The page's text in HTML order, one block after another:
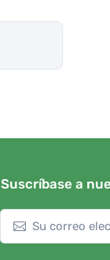
Suscríbase a